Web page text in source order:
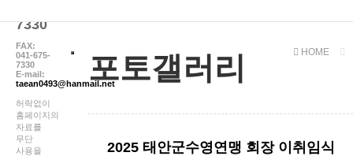
포토갤러리 HOME
2025 태안군수영연맹 회장 이취임식
7330
FAX:
041-675-
7330
E-mail:
taean0493@hanmail.net
허락없이
홈페이지의
자료를
무단
사용을